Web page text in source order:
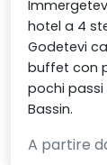
hotel a 4
Godetevi
buffet con
pochi
Bassin.
A partire